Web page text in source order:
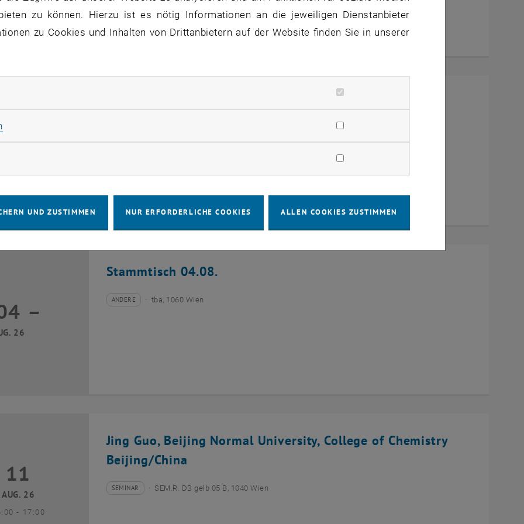
17:00
August 2026
03
-bis
13:30
Stammtisch 04.08.
26
– Veranstaltungstyp:
ANDERE
Veranstaltungsort:tba, 1060 Wien
Jing Guo, Beijing Normal University, College of Chemistry
Beijing/China
August 2026
11
AUG. 26
- bis
17:00
Veranstaltungstyp:
SEMINAR
Veranstaltungsort:SEM.R. DB gelb 05 B, 1040 Wien
zu können. Hierzu ist es nötig Informationen an die jeweiligen Dienstanbieter
zu Cookies und Inhalten von Drittanbietern auf der Website finden Sie in unserer
Cookies zulassen
UND ZUSTIMMEN NUR ERFORDERLICHE COOKIES ALLEN COOKIES ZUSTIMMEN